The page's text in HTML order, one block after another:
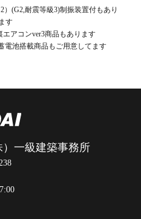
(G2,耐震等級3)制振装置付もあり
ます
アコンver3商品もあります
池搭載商品もご用意してます
一級建築事務所